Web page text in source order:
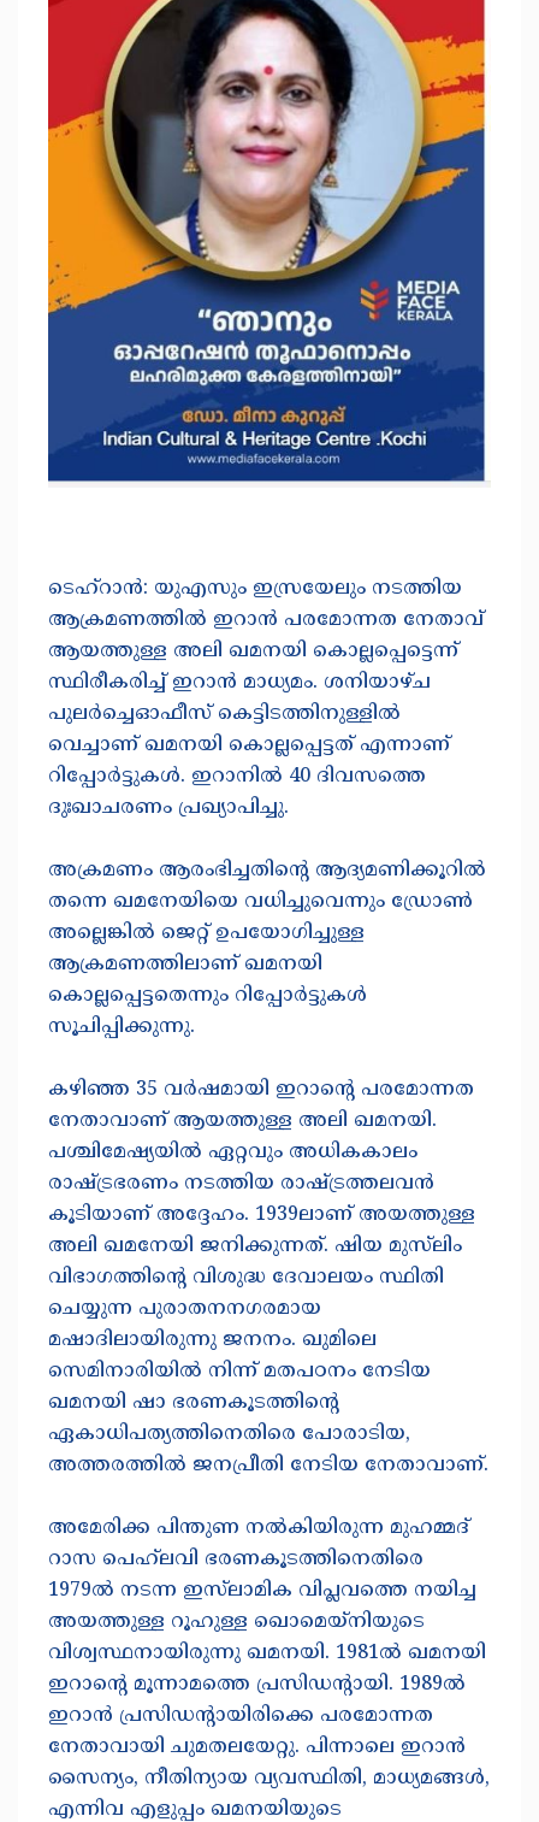
ടെഹ്‌റാൻ: യുഎസും ഇസ്രയേലും നടത്തിയ
ആക്രമണത്തിൽ ഇറാൻ പരമോന്നത നേതാവ്
ആയത്തുള്ള അലി ഖമനയി കൊല്ലപ്പെട്ടെന്ന്
സ്ഥിരീകരിച്ച് ഇറാൻ മാധ്യമം. ശനിയാഴ്ച
പുലർച്ചെഓഫീസ് കെട്ടിടത്തിനുള്ളിൽ
വെച്ചാണ് ഖമനയി കൊല്ലപ്പെട്ടത് എന്നാണ്
റിപ്പോർട്ടുകൾ. ഇറാനില്‍ 40 ദിവസത്തെ
ദുഃഖാചരണം പ്രഖ്യാപിച്ചു.
അക്രമണം ആരംഭിച്ചതിൻ്റെ ആദ്യമണിക്കൂറിൽ
തന്നെ ഖമനേയിയെ വധിച്ചുവെന്നും ഡ്രോൺ
അല്ലെങ്കിൽ ജെറ്റ് ഉപയോഗിച്ചുള്ള
ആക്രമണത്തിലാണ് ഖമനയി
കൊല്ലപ്പെട്ടതെന്നും റിപ്പോർട്ടുകൾ
സൂചിപ്പിക്കുന്നു.
കഴിഞ്ഞ 35 വർഷമായി ഇറാന്റെ പരമോന്നത
നേതാവാണ് ആയത്തുള്ള അലി ഖമനയി.
പശ്ചിമേഷ്യയിൽ ഏറ്റവും അധികകാലം
രാഷ്ട്രഭരണം നടത്തിയ രാഷ്ട്രത്തലവൻ
കൂടിയാണ് അദ്ദേഹം. 1939ലാണ് അയത്തുള്ള
അലി ഖമനേയി ജനിക്കുന്നത്. ഷിയ മുസ്‌ലിം
വിഭാഗത്തിന്‍റെ വിശുദ്ധ ദേവാലയം സ്ഥിതി
ചെയ്യുന്ന പുരാതനനഗരമായ
മഷാദിലായിരുന്നു ജനനം. ഖുമിലെ
സെമിനാരിയിൽ നിന്ന് മതപഠനം നേടിയ
ഖമനയി ഷാ ഭരണകൂടത്തിന്റെ
ഏകാധിപത്യത്തിനെതിരെ പോരാടിയ,
അത്തരത്തിൽ ജനപ്രീതി നേടിയ നേതാവാണ്.
അമേരിക്ക പിന്തുണ നൽകിയിരുന്ന മുഹമ്മദ്
റാസ പെഹ്‌ലവി ഭരണകൂടത്തിനെതിരെ
1979ൽ നടന്ന ഇസ്‌ലാമിക വിപ്ലവത്തെ നയിച്ച
അയത്തുള്ള റൂഹുള്ള ഖൊമെയ്നിയുടെ
വിശ്വസ്ഥനായിരുന്നു ഖമനയി. 1981ൽ ഖമനയി
ഇറാന്റെ മൂന്നാമത്തെ പ്രസിഡന്റായി. 1989ൽ
ഇറാൻ പ്രസിഡന്റായിരിക്കെ പരമോന്നത
നേതാവായി ചുമതലയേറ്റു. പിന്നാലെ ഇറാൻ
സൈന്യം, നീതിന്യായ വ്യവസ്ഥിതി, മാധ്യമങ്ങൾ,
എന്നിവ എളുപ്പം ഖമനയിയുടെ